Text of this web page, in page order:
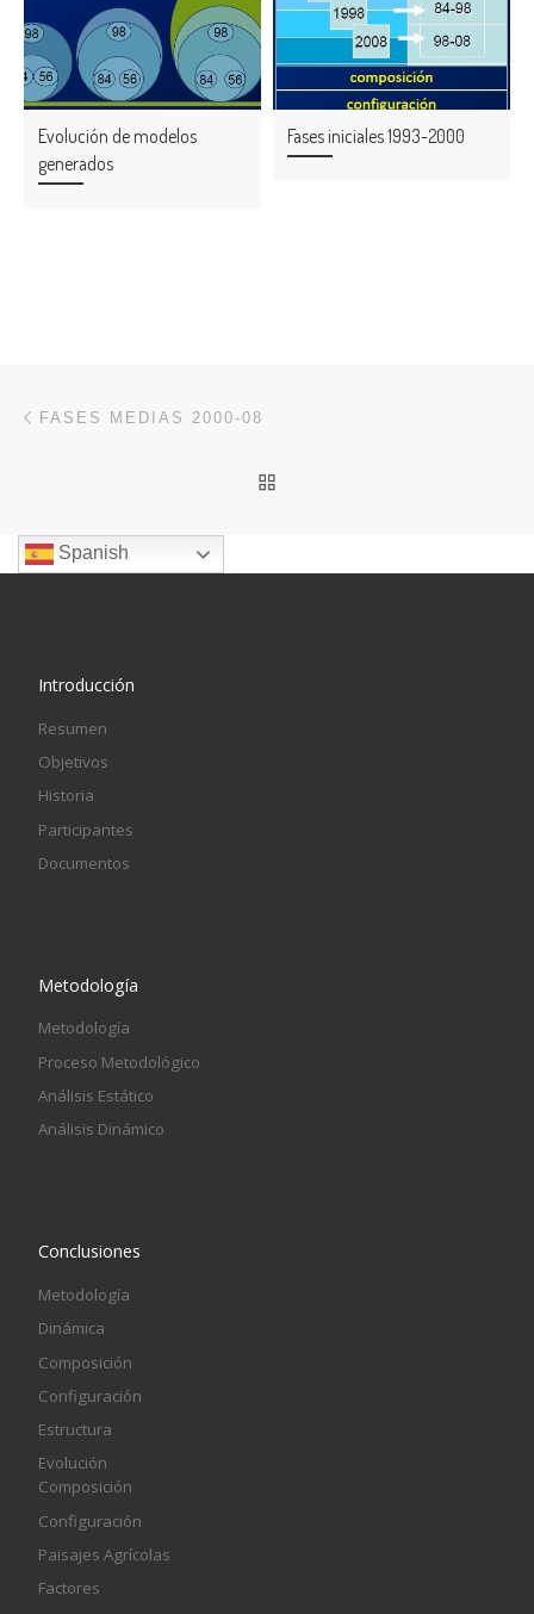
Evolución de modelos
generados
Fases iniciales 1993-2000
FASES MEDIAS 2000-08
Spanish
Introducción
Resumen
Objetivos
Historia
Participantes
Documentos
Metodología
Metodología
Proceso Metodológico
Análisis Estático
Análisis Dinámico
Conclusiones
Metodología
Dinámica
Composición
Configuración
Estructura
Evolución
Composición
Configuración
Paisajes Agrícolas
Factores